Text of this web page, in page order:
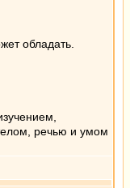
обладать.
речью и умом